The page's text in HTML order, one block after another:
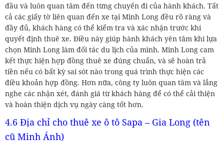
đầu và luôn quan tâm đến từng chuyến đi của hành khách. Tất
cả các giấy tờ liên quan đến xe tại Minh Long đều rõ ràng và
đầy đủ, khách hàng có thể kiểm tra và xác nhận trước khi
quyết định thuê xe. Điều này giúp hành khách yên tâm khi lựa
chọn Minh Long làm đối tác du lịch của mình. Minh Long cam
kết thực hiện hợp đồng thuê xe đúng chuẩn, và sẽ hoàn trả
tiền nếu có bất kỳ sai sót nào trong quá trình thực hiện các
điều khoản hợp đồng. Hơn nữa, công ty luôn quan tâm và lắng
nghe các nhận xét, đánh giá từ khách hàng để có thể cải thiện
và hoàn thiện dịch vụ ngày càng tốt hơn.
4.6 Địa chỉ cho thuê xe ô tô Sapa – Gia Long (tên
cũ Minh Ánh)